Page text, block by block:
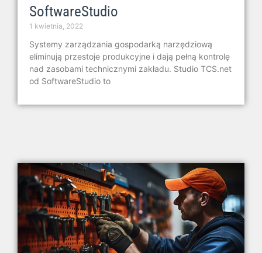
SoftwareStudio
1 kwietnia, 2022
Systemy zarządzania gospodarką narzędziową
eliminują przestoje produkcyjne i dają pełną kontrolę
nad zasobami technicznymi zakładu. Studio TCS.net
od SoftwareStudio to